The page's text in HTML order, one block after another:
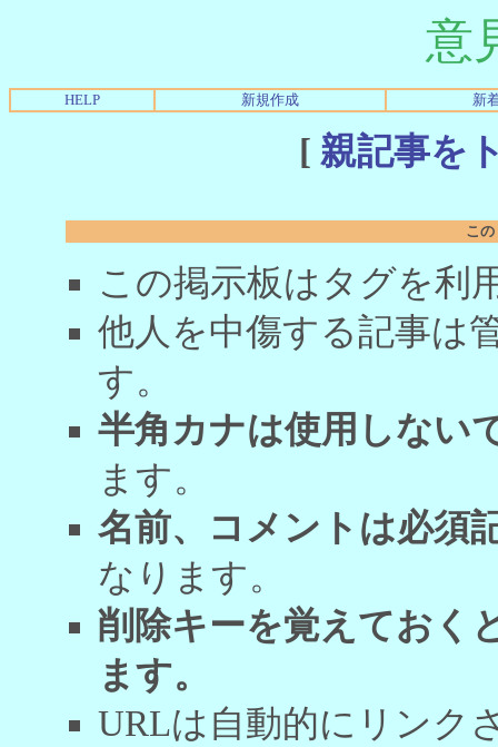
意
HELP 新規作成 新
[ 親記事を
こ
この掲示板はタグを利
他人を中傷する記事は
す。
半角カナは使用しない
ます。
名前、コメントは必須
なります。
削除キーを覚えておく
ます。
URLは自動的にリンク